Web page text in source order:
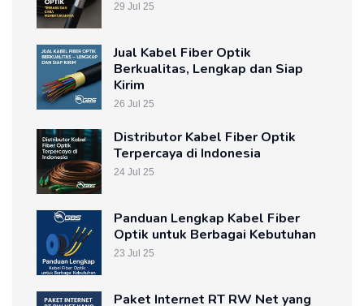
29 Jul 25
Jual Kabel Fiber Optik
Berkualitas, Lengkap dan Siap
Kirim
26 Jul 25
Distributor Kabel Fiber Optik
Terpercaya di Indonesia
24 Jul 25
Panduan Lengkap Kabel Fiber
Optik untuk Berbagai Kebutuhan
23 Jul 25
Paket Internet RT RW Net yang